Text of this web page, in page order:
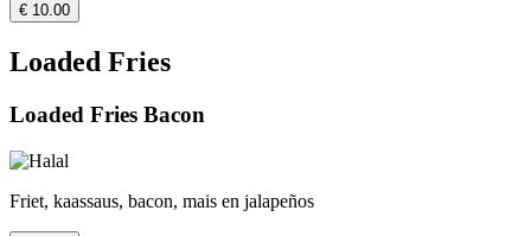
€ 10.00
Loaded Fries
Loaded Fries Bacon
Friet, kaassaus, bacon, mais en jalapeños